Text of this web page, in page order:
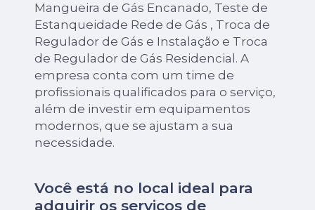
Mangueira de Gás Encanado, Teste de
Estanqueidade Rede de Gás , Troca de
Regulador de Gás e Instalação e Troca
de Regulador de Gás Residencial. A
empresa conta com um time de
profissionais qualificados para o serviço,
além de investir em equipamentos
modernos, que se ajustam a sua
necessidade.
Você está no local ideal para
adquirir os serviços de